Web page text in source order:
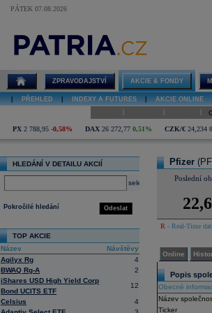
PÁTEK 07.08.2026
Pfizer online
ZPRAVODAJSTVÍ AKCIE & FONDY
PŘEHLED INDEXY A FUTURES AKCIE ONLINE
PX 2 788,95 -0,58% DAX 26 272,77 0,51% CZK/€ 24,234
HLEDÁNÍ V DETAILU AKCIÍ
select
Odeslat
Pokročilé hledání
TOP AKCIE
Název
Návštěvy
Agilyx Rg
4
BWAQ Rg-A
2
iShares USD High Yield Corp
Bond UCITS ETF
12
Celsius
4
Pfizer
Poslední
R - Real-Time
Online
Popis
Obecné
Název
Ticker